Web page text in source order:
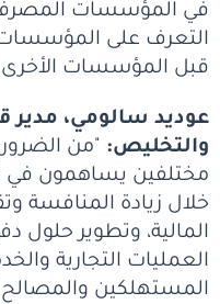
في المؤسسات
التعرف على
قبل المؤسسات
عوديد سالومي، مدير
والتخليص: "من
مختلفين يساهمون في
خلال زيادة المنافسة
المالية، وتطوير حلول
العمليات التجارية
المستهلكين والمصالح